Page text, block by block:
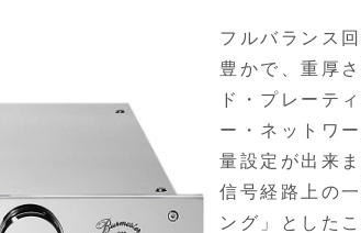
フルバランス
豊かで、重厚
ド・プレーテ
ー・ネットワ
量設定が出来ま
信号経路上の
ング」とした